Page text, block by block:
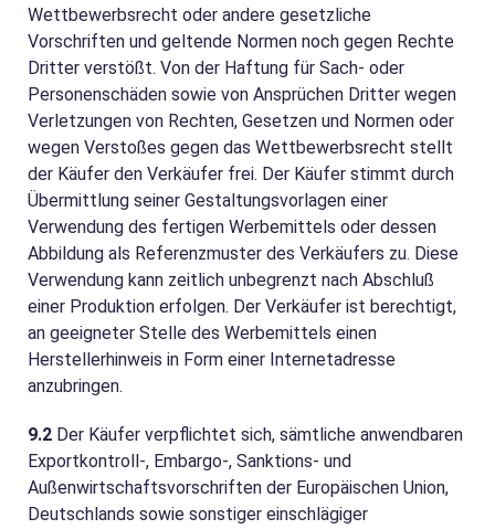
Wettbewerbsrecht oder andere gesetzliche
Vorschriften und geltende Normen noch gegen Rechte
Dritter verstößt. Von der Haftung für Sach- oder
Personenschäden sowie von Ansprüchen Dritter wegen
Verletzungen von Rechten, Gesetzen und Normen oder
wegen Verstoßes gegen das Wettbewerbsrecht stellt
der Käufer den Verkäufer frei. Der Käufer stimmt durch
Übermittlung seiner Gestaltungsvorlagen einer
Verwendung des fertigen Werbemittels oder dessen
Abbildung als Referenzmuster des Verkäufers zu. Diese
Verwendung kann zeitlich unbegrenzt nach Abschluß
einer Produktion erfolgen. Der Verkäufer ist berechtigt,
an geeigneter Stelle des Werbemittels einen
Herstellerhinweis in Form einer Internetadresse
anzubringen.
9.2 Der Käufer verpflichtet sich, sämtliche anwendbaren
Exportkontroll-, Embargo-, Sanktions- und
Außenwirtschaftsvorschriften der Europäischen Union,
Deutschlands sowie sonstiger einschlägiger